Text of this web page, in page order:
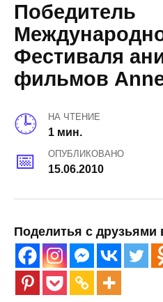
Победитель
Фестиваля
фильмов
НА ЧТЕНИЕ
1 мин.
ОПУБЛИКОВАНО
15.06.2010
Поделитья с друзьями